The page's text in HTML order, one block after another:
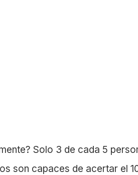
Solo 3 de cada 5
son capaces de acertar el